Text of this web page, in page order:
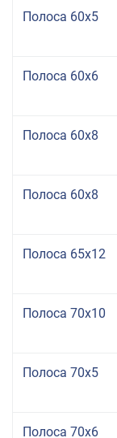
Полоса 60x5
Полоса 60x6
Полоса 60x8
Полоса 60x8
Полоса 65x12
Полоса 70x10
Полоса 70x5
Полоса 70x6